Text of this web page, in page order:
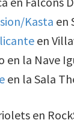
Kasta en
en
en la Nave
en la Sala
en